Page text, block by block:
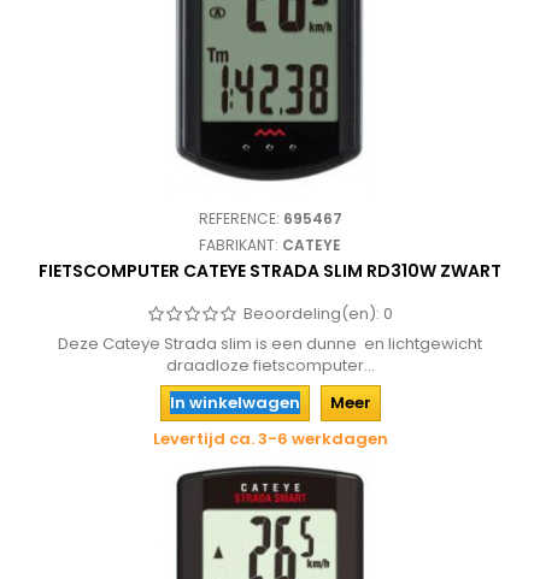
REFERENCE: 695467
FABRIKANT: CATEYE
FIETSCOMPUTER CATEYE STRADA SLIM RD310W ZWART
Beoordeling(en): 0
Deze Cateye Strada slim is een dunne en lichtgewicht
draadloze fietscomputer...
In winkelwagen
Meer
Levertijd ca. 3-6 werkdagen